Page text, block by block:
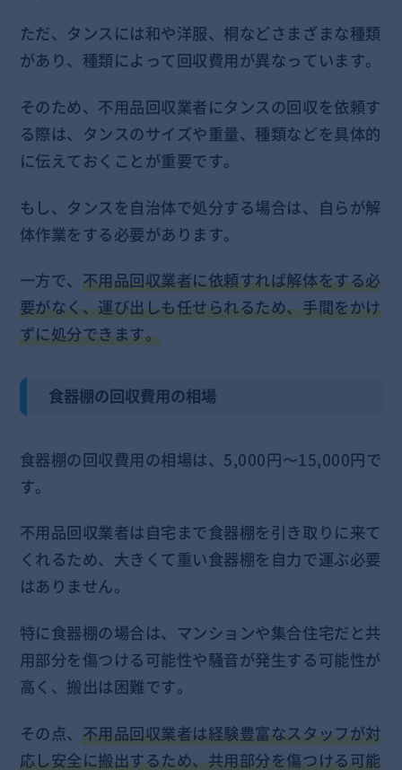
ただ、タンスには和や洋服、桐などさまざまな種類
があり、種類によって回収費用が異なっています。
そのため、不用品回収業者にタンスの回収を依頼す
る際は、タンスのサイズや重量、種類などを具体的
に伝えておくことが重要です。
もし、タンスを自治体で処分する場合は、自らが解
体作業をする必要があります。
一方で、 不用品回収業者に依頼すれば解体をする必
要がなく、運び出しも任せられるため、手間をかけ
ずに処分できます。
食器棚の回収費用の相場
食器棚の回収費用の相場は、5,000円〜15,000円で
す。
不用品回収業者は自宅まで食器棚を引き取りに来て
くれるため、大きくて重い食器棚を自力で運ぶ必要
はありません。
特に食器棚の場合は、マンションや集合住宅だと共
用部分を傷つける可能性や騒音が発生する可能性が
高く、搬出は困難です。
その点、 不用品回収業者は経験豊富なスタッフが対
応し安全に搬出するため、共用部分を傷つける可能